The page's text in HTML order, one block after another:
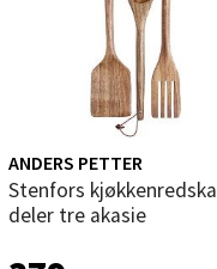
ANDERS PETTER
Stenfors kjøkkenredskaper 3
deler tre akasie
Åpent i
0 i